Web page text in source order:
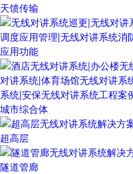
天馈传输
应用功能
城市综合体
超高层
隧道管廊